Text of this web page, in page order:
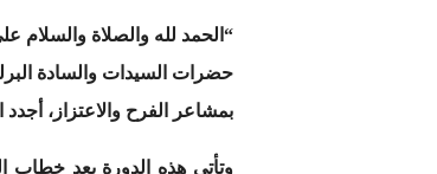
“الحمد لله والصلاة والسلام
حضرات السيدات والسادة
بمشاعر الفرح والاعتزاز،
وتأتي هذه الدورة بعد خطاب